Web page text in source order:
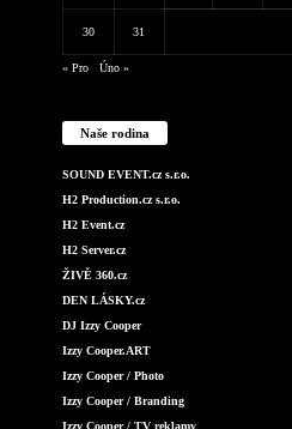
30 31
« Pro Úno »
Naše rodina
SOUND EVENT.cz s.r.o.
H2 Production.cz s.r.o.
H2 Event.cz
H2 Server.cz
ŽIVĚ 360.cz
DEN LÁSKY.cz
DJ Izzy Cooper
Izzy Cooper.ART
Izzy Cooper / Photo
Izzy Cooper / Branding
Izzy Cooper / TV reklamy